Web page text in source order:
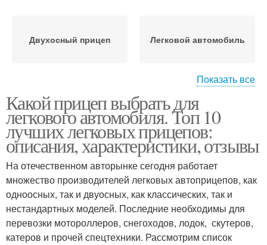
Двухосный прицеп Легковой автомобиль
Фаркопы для легковых
автомобилей
автомобиля
Показать все
Какой прицеп выбрать для
легкового автомобиля. Топ 10
лучших легковых прицепов:
описания, характеристики, отзывы
На отечественном авторынке сегодня работает
множество производителей легковых автоприцепов, как
одноосных, так и двуосных, как классических, так и
нестандартных моделей. Последние необходимы для
перевозки мотороллеров, снегоходов, лодок, скутеров,
катеров и прочей спецтехники. Рассмотрим список